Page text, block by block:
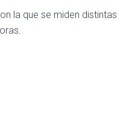
la que se miden distintas